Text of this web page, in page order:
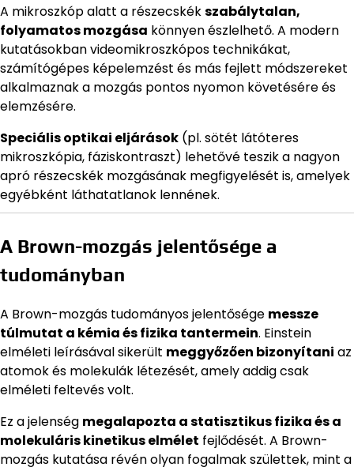
A mikroszkóp alatt a részecskékszabálytalan,
folyamatos mozgása könnyen észlelhető. A modern
kutatásokban videomikroszkópos technikákat,
számítógépes képelemzést és más fejlett módszereket
alkalmaznak a mozgás pontos nyomon követésére és
elemzésére.
Speciális optikai eljárások (pl. sötét látóteres
mikroszkópia, fáziskontraszt) lehetővé teszik a nagyon
apró részecskék mozgásának megfigyelését is, amelyek
egyébként láthatatlanok lennének.
A Brown-mozgás jelentősége a
tudományban
A Brown-mozgás tudományos jelentősége messze
túlmutat a kémia és fizika tantermein. Einstein
elméleti leírásával sikerült meggyőzően bizonyítani az
atomok és molekulák létezését, amely addig csak
elméleti feltevés volt.
Ez a jelenség megalapozta a statisztikus fizika és a
molekuláris kinetikus elmélet fejlődését. A Brown-
mozgás kutatása révén olyan fogalmak születtek, mint a